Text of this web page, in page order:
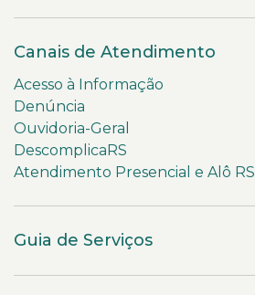
Canais de Atendimento
Acesso à Informação
Denúncia
Ouvidoria-Geral
DescomplicaRS
Atendimento Presencial e Alô RS
Guia de Serviços